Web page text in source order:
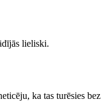
lieliski.
ka tas turēsies bez